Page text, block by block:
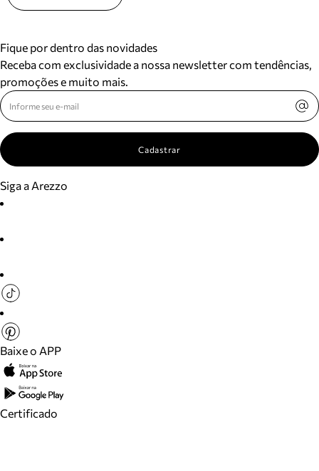
Fique por dentro das novidades
Receba com exclusividade a nossa newsletter com tendências,
promoções e muito mais.
Cadastrar
Siga a Arezzo
Baixe o APP
Certificado